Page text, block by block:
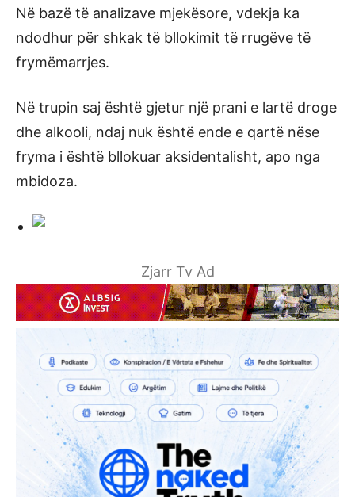
Në bazë të analizave mjekësore, vdekja ka
ndodhur për shkak të bllokimit të rrugëve të
frymëmarrjes.
Në trupin saj është gjetur një prani e lartë droge
dhe alkooli, ndaj nuk është ende e qartë nëse
fryma i është bllokuar aksidentalisht, apo nga
mbidoza.
Zjarr Tv Ad